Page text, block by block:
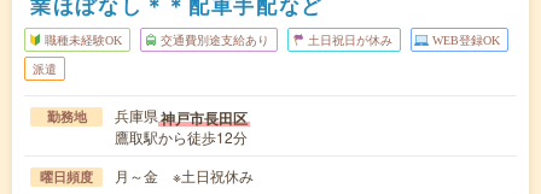
職種未経験OK 交通費別途支給あり 土日祝日が休み WEB登録OK
派遣
勤務地 兵庫県神戸市長田区
鷹取駅から徒歩12分
曜日頻度 月～金 ※土日祝休み